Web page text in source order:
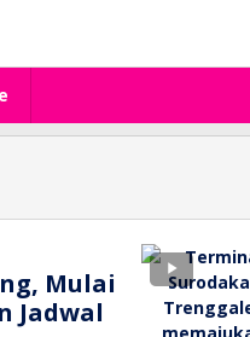
Mulai
Jadwal